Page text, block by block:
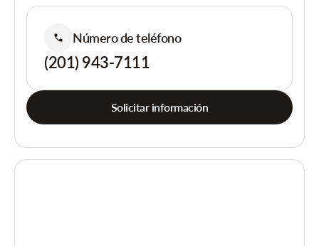
Número de teléfono
(201) 943-7111
Solicitar información